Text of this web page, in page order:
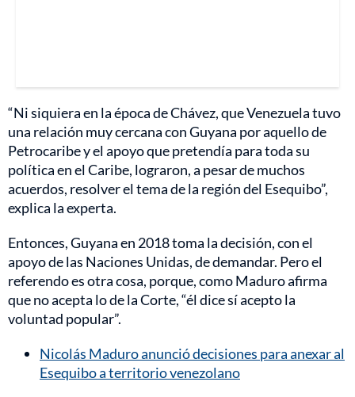
“Ni siquiera en la época de Chávez, que Venezuela tuvo
una relación muy cercana con Guyana por aquello de
Petrocaribe y el apoyo que pretendía para toda su
política en el Caribe, lograron, a pesar de muchos
acuerdos, resolver el tema de la región del Esequibo”,
explica la experta.
Entonces, Guyana en 2018 toma la decisión, con el
apoyo de las Naciones Unidas, de demandar. Pero el
referendo es otra cosa, porque, como Maduro afirma
que no acepta lo de la Corte, “él dice sí acepto la
voluntad popular”.
Nicolás Maduro anunció decisiones para anexar al
Esequibo a territorio venezolano